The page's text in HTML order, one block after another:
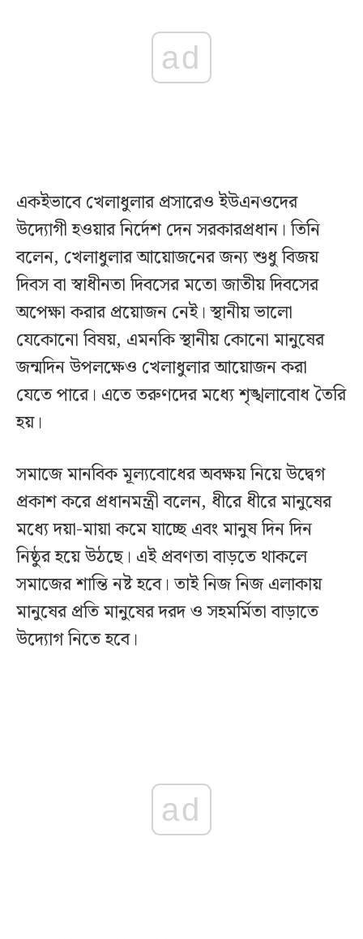
ad
একইভাবে খেলাধুলার প্রসারেও ইউএনওদের
উদ্যোগী হওয়ার নির্দেশ দেন সরকারপ্রধান। তিনি
বলেন, খেলাধুলার আয়োজনের জন্য শুধু বিজয়
দিবস বা স্বাধীনতা দিবসের মতো জাতীয় দিবসের
অপেক্ষা করার প্রয়োজন নেই। স্থানীয় ভালো
যেকোনো বিষয়, এমনকি স্থানীয় কোনো মানুষের
জন্মদিন উপলক্ষেও খেলাধুলার আয়োজন করা
যেতে পারে। এতে তরুণদের মধ্যে শৃঙ্খলাবোধ তৈরি
হয়।
সমাজে মানবিক মূল্যবোধের অবক্ষয় নিয়ে উদ্বেগ
প্রকাশ করে প্রধানমন্ত্রী বলেন, ধীরে ধীরে মানুষের
মধ্যে দয়া-মায়া কমে যাচ্ছে এবং মানুষ দিন দিন
নিষ্ঠুর হয়ে উঠছে। এই প্রবণতা বাড়তে থাকলে
সমাজের শান্তি নষ্ট হবে। তাই নিজ নিজ এলাকায়
মানুষের প্রতি মানুষের দরদ ও সহমর্মিতা বাড়াতে
উদ্যোগ নিতে হবে।
ad